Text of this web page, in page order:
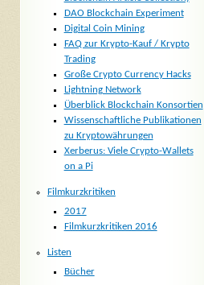
DAO Blockchain Experiment
Digital Coin Mining
FAQ zur Krypto-Kauf / Krypto
Trading
Große Crypto Currency Hacks
Lightning Network
Überblick Blockchain Konsortien
Wissenschaftliche Publikationen
zu Kryptowährungen
Xerberus: Viele Crypto-Wallets
on a Pi
Filmkurzkritiken
2017
Filmkurzkritiken 2016
Listen
Bücher